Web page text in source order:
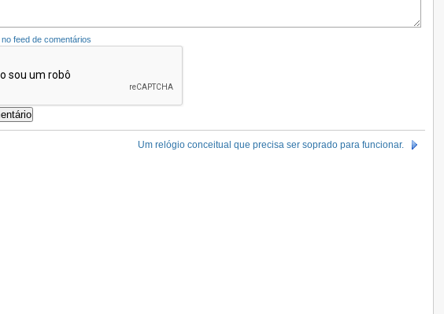
feed de comentários
Um relógio conceitual que precisa ser soprado para funcionar.